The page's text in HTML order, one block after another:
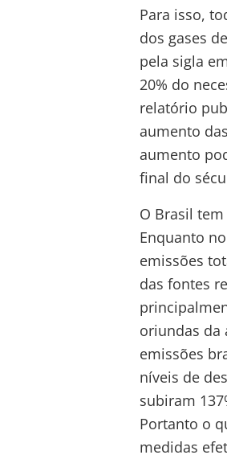
Para isso,
dos gases
pela sigla
20% do
relatório
aumento
aumento
final do
O Brasil
Enquanto
emissões
das fontes
oriundas da
emissões
níveis de
subiram
Portanto o
medidas